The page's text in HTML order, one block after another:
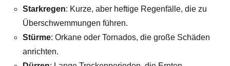
Starkregen: Kurze, aber heftige Regenfälle, die zu
Überschwemmungen führen.
Stürme: Orkane oder Tornados, die große Schäden
anrichten.